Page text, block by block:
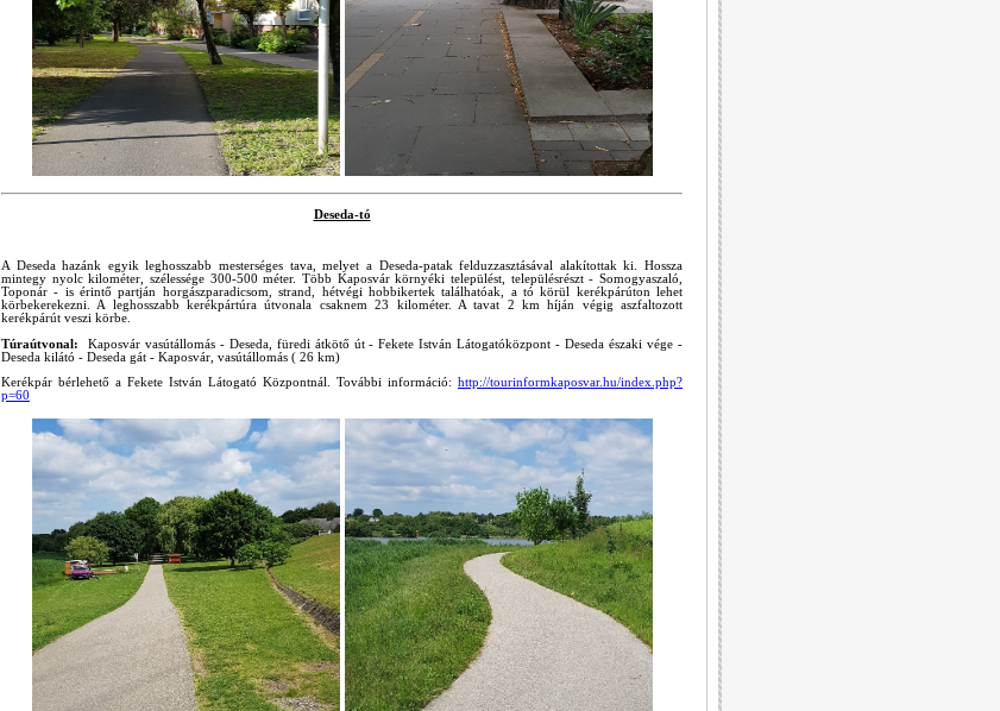
Deseda-tó
A Deseda hazánk egyik leghosszabb mesterséges tava, melyet a Deseda-patak felduzzasztásával alakítottak ki. Hossza
mintegy nyolc kilométer, szélessége 300-500 méter. Több Kaposvár környéki települést, településrészt - Somogyaszaló,
Toponár - is érintő partján horgászparadicsom, strand, hétvégi hobbikertek találhatóak, a tó körül kerékpárúton lehet
körbekerekezni. A leghosszabb kerékpártúra útvonala csaknem 23 kilométer. A tavat 2 km híján végig aszfaltozott
kerékpárút veszi körbe.
Túraútvonal: Kaposvár vasútállomás - Deseda, füredi átkötő út - Fekete István Látogatóközpont - Deseda északi vége -
Deseda kilátó - Deseda gát - Kaposvár, vasútállomás ( 26 km)
Kerékpár bérlehető a Fekete István Látogató Központnál. További információ: http://tourinformkaposvar.hu/index.php?
p=60